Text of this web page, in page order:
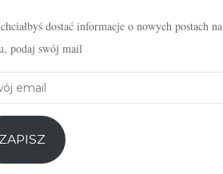
dostać informacje o nowych postach na
podaj swój mail
ZAPISZ